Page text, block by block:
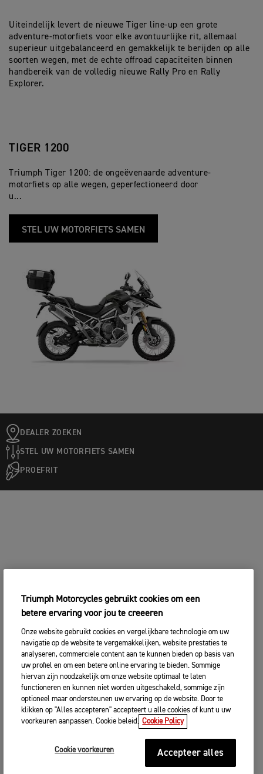
Uiteindelijk levert de nieuwe Tiger line-up een grote
adventure-motorfiets voor elke avontuurlijke rit, allemaal
superieur uitgebalanceerd en gemakkelijk te berijden op alle
soorten wegen, met de echte offroad capaciteiten binnen
handbereik van de volledig nieuwe Rally Pro en Rally
Explorer.
TIGER 1200
Triumph Tiger 1200: de ongeëvenaarde adventure-
motorfiets op alle wegen, geperfectioneerd door
u...
STEL UW MOTORFIETS SAMEN
DEALER ZOEKEN
STEL UW MOTORFIETS SAMEN
PROEFRIT
Triumph Motorcycles gebruikt cookies om een
betere ervaring voor jou te creeeren
Onze website gebruikt cookies en vergelijkbare technologie om uw
navigatie op de website te vergemakkelijken, website prestaties te
analyseren, commerciele content aan te kunnen bieden op basis van
uw profiel en om een betere online ervaring te bieden. Sommige
hiervan zijn noodzakelijk om onze website optimaal te laten
functioneren en kunnen niet worden uitgeschakeld, sommige zijn
optioneel maar ondersteunen uw ervaring op de website. Door te
klikken op "Alles accepteren" accepteert u alle cookies of kunt u uw
voorkeuren aanpassen. Cookie beleid. Cookie Policy
Cookie voorkeuren Accepteer alles